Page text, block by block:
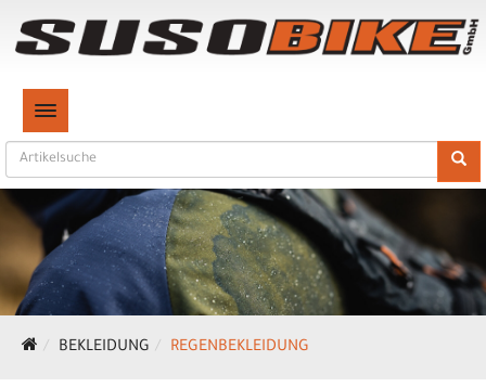
TOGGLE NAVIGATION
BEKLEIDUNG REGENBEKLEIDUNG